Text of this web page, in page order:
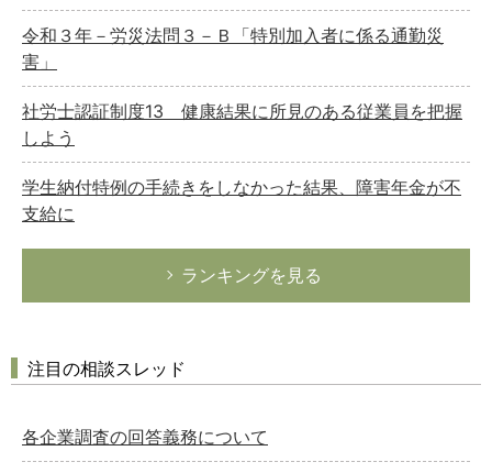
令和３年－労災法問３－Ｂ「特別加入者に係る通勤災
害」
社労士認証制度13 健康結果に所見のある従業員を把握
しよう
学生納付特例の手続きをしなかった結果、障害年金が不
支給に
ランキングを見る
注目の相談スレッド
各企業調査の回答義務について